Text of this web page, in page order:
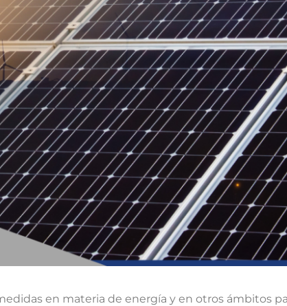
en materia de energía y en otros ámbitos